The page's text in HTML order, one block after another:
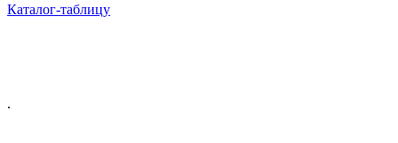
Каталог-таблицу
.